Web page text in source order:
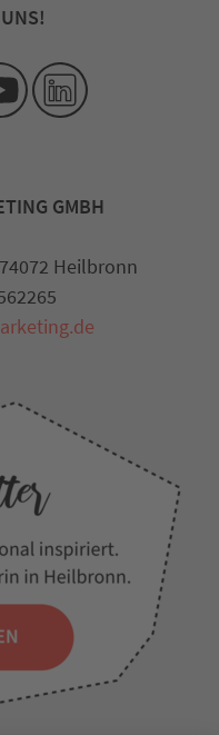
GMBH
Heilbronn